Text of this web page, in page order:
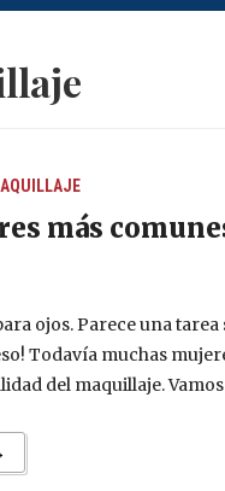
más
ojos. Parece una
Todavía muchas
del maquillaje.